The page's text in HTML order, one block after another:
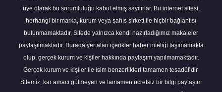
üye olarak bu sorumluluğu kabul etmiş sayılırlar. Bu internet sitesi,
herhangi bir marka, kurum veya şahıs şirketi ile hiçbir bağlantısı
bulunmamaktadır. Sitede yalnızca kendi hazırladığımız makaleler
paylaşılmaktadır. Burada yer alan içerikler haber niteliği taşımamakta
olup, gerçek kurum ve kişiler hakkında paylaşım yapılmamaktadır.
Gerçek kurum ve kişiler ile isim benzerlikleri tamamen tesadüfidir.
Sitemiz, kar amacı gütmeyen ve tamamen ücretsiz bir bilgi paylaşım